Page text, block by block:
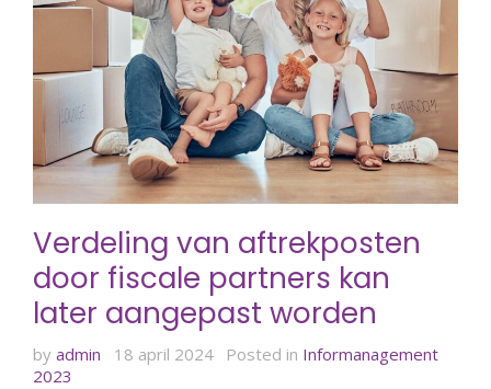
Verdeling van aftrekposten
door fiscale partners kan
later aangepast worden
by admin 18 april 2024 Posted in Informanagement
2023